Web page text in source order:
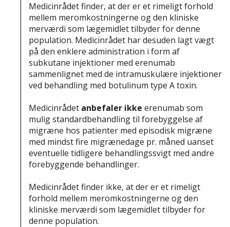
Medicinrådet finder, at der er et rimeligt forhold
mellem meromkostningerne og den kliniske
merværdi som lægemidlet tilbyder for denne
population. Medicinrådet har desuden lagt vægt
på den enklere administration i form af
subkutane injektioner med erenumab
sammenlignet med de intramuskulære injektioner
ved behandling med botulinum type A toxin.
Medicinrådet anbefaler ikke erenumab som
mulig standardbehandling til forebyggelse af
migræne hos patienter med episodisk migræne
med mindst fire migrænedage pr. måned uanset
eventuelle tidligere behandlingssvigt med andre
forebyggende behandlinger.
Medicinrådet finder ikke, at der er et rimeligt
forhold mellem meromkostningerne og den
kliniske merværdi som lægemidlet tilbyder for
denne population.